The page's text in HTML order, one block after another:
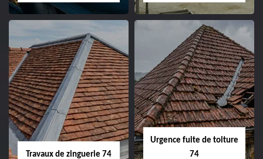
Travaux de zinguerie 74
Urgence fuite de toiture
74